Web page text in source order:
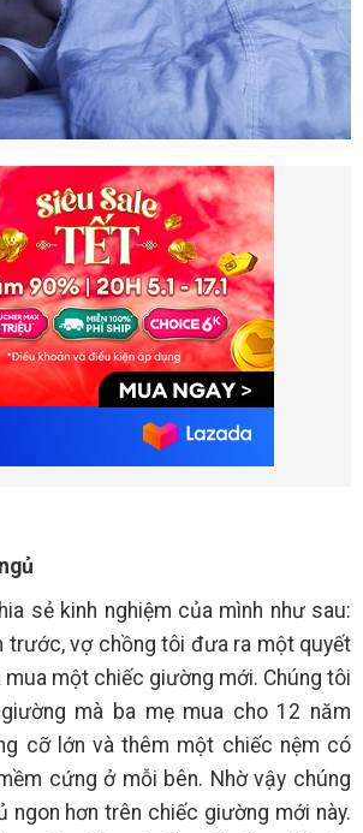
sẻ kinh nghiệm của mình như sau:
trước, vợ chồng tôi đưa ra một quyết
mua một chiếc giường mới. Chúng tôi
mà ba mẹ mua cho 12 năm
cỡ lớn và thêm một chiếc nệm có
cứng ở mỗi bên. Nhờ vậy chúng
ngon hơn trên chiếc giường mới này.